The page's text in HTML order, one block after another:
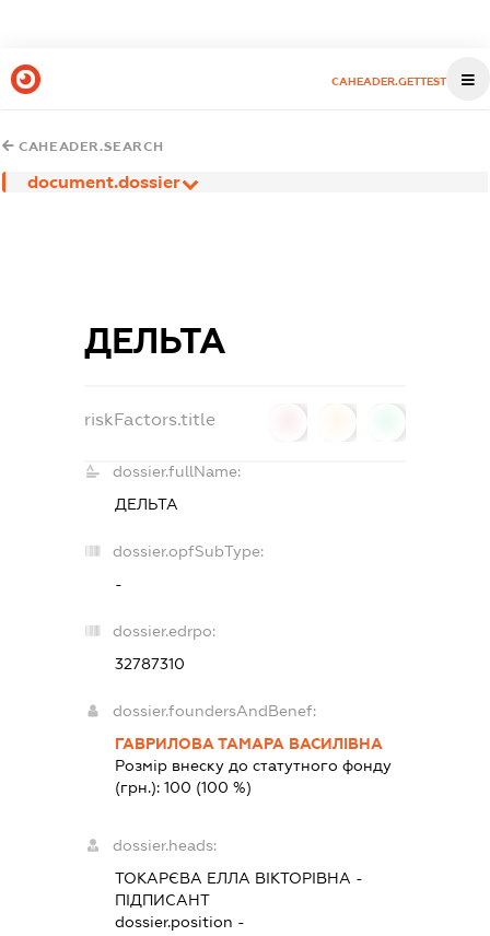
CAHEADER.GETTEST
CAHEADER.SEARCH
document.dossier
ДЕЛЬТА
riskFactors.title
dossier.fullName:
ДЕЛЬТА
dossier.opfSubType:
-
dossier.edrpo:
32787310
dossier.foundersAndBenef:
ГАВРИЛОВА ТАМАРА ВАСИЛІВНА
Розмір внеску до статутного фонду
(грн.): 100 (100 %)
dossier.heads:
ТОКАРЄВА ЕЛЛА ВІКТОРІВНА -
ПІДПИСАНТ
dossier.position -